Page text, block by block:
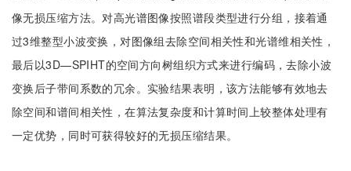
像无损压缩方法。对高光谱图像按照谱段类型进行分组，接着通
过3维整型小波变换，对图像组去除空间相关性和光谱维相关性，
最后以3D—SPIHT的空间方向树组织方式来进行编码，去除小波
变换后子带间系数的冗余。实验结果表明，该方法能够有效地去
除空间和谱间相关性，在算法复杂度和计算时间上较整体处理有
一定优势，同时可获得较好的无损压缩结果。